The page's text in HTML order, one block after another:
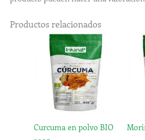
Productos relacionados
Curcuma en polvo BIO